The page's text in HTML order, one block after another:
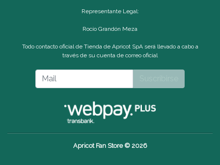
Representante Legal:
Rocío Grandón Meza
Todo contacto oficial de Tienda de Apricot SpA será llevado a cabo a
través de su cuenta de correo oficial
Apricot Fan Store © 2026